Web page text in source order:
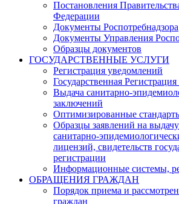
Постановления
Федерации
Документы Роспотребнадзора
Документы Управления
Образцы документов
ГОСУДАРСТВЕННЫЕ УСЛУГИ
Регистрация уведомлений
Государственная
Выдача санитарно-
заключений
Оптимизированные
Образцы заявлений на
санитарно-
лицензий, свидетельств
регистрации
Информационные системы,
ОБРАЩЕНИЯ ГРАЖДАН
Порядок приема и
граждан